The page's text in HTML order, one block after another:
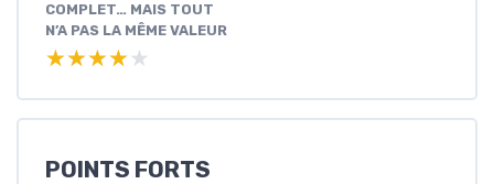
COMPLET… MAIS TOUT
N’A PAS LA MÊME VALEUR
★★★★★
★★★★★
POINTS FORTS